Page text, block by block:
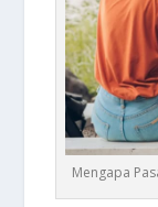
Mengapa